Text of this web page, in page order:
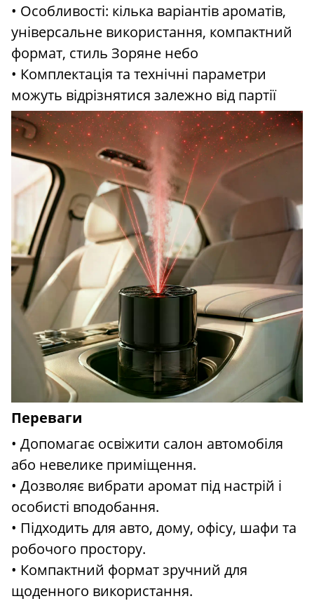
• Особливості: кілька варіантів ароматів,
універсальне використання, компактний
формат, стиль Зоряне небо
• Комплектація та технічні параметри
можуть відрізнятися залежно від партії
Переваги
• Допомагає освіжити салон автомобіля
або невелике приміщення.
• Дозволяє вибрати аромат під настрій і
особисті вподобання.
• Підходить для авто, дому, офісу, шафи та
робочого простору.
• Компактний формат зручний для
щоденного використання.